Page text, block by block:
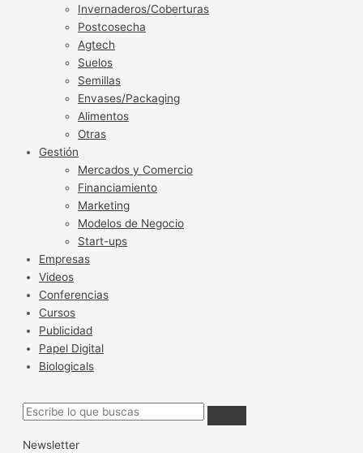
Invernaderos/Coberturas
Postcosecha
Agtech
Suelos
Semillas
Envases/Packaging
Alimentos
Otras
Gestión
Mercados y Comercio
Financiamiento
Marketing
Modelos de Negocio
Start-ups
Empresas
Videos
Conferencias
Cursos
Publicidad
Papel Digital
Biologicals
Newsletter